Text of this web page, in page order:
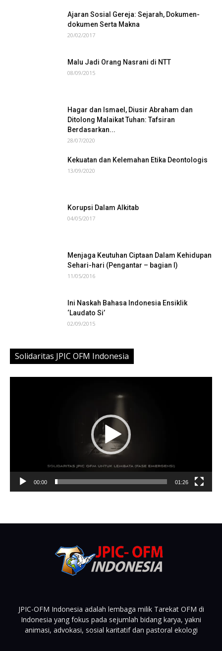
Ajaran Sosial Gereja: Sejarah, Dokumen-
dokumen Serta Makna
20/02/2017
Malu Jadi Orang Nasrani di NTT
08/09/2015
Hagar dan Ismael, Diusir Abraham dan
Ditolong Malaikat Tuhan: Tafsiran
Berdasarkan...
28/07/2020
Kekuatan dan Kelemahan Etika Deontologis
13/09/2020
Korupsi Dalam Alkitab
04/05/2017
Menjaga Keutuhan Ciptaan Dalam Kehidupan
Sehari-hari (Pengantar – bagian I)
11/05/2016
Ini Naskah Bahasa Indonesia Ensiklik
‘Laudato Si’
02/09/2015
Solidaritas JPIC OFM Indonesia
00:00 01:26
JPIC-OFM Indonesia adalah lembaga milik Tarekat OFM di
Indonesia yang fokus pada sejumlah bidang karya, yakni
animasi, advokasi, sosial karitatif dan pastoral ekologi